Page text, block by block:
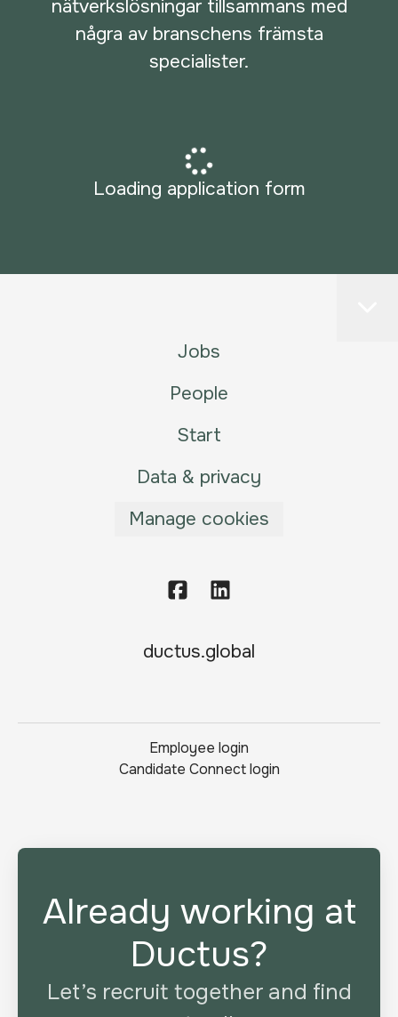
nätverkslösningar tillsammans med
några av branschens främsta
specialister.
Loading application form
Jobs
People
Start
Data & privacy
Manage cookies
ductus.global
Employee login
Candidate Connect login
Already working at
Ductus?
Let’s recruit together and find